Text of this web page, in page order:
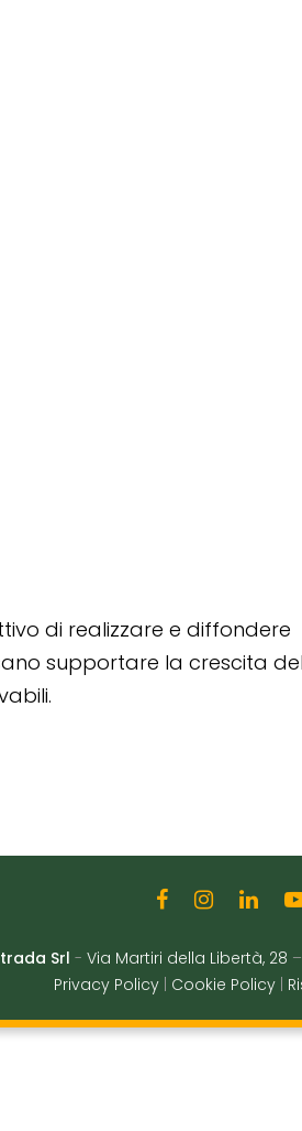
di realizzare e diffondere
supportare la crescita del
Srl - Via Martiri della Libertà, 28 –
Privacy Policy
Cookie Policy